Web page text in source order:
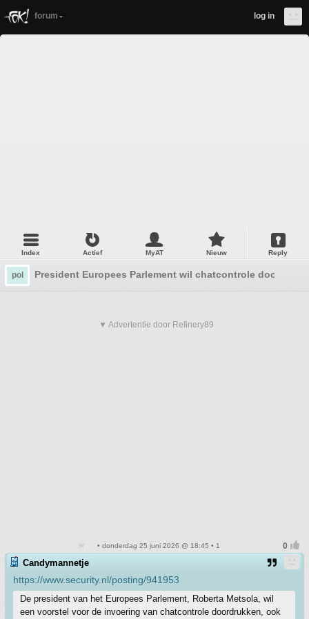
forum log in
Index Actief MyAT Nieuw Reply
pol President Europees Parlement wil chatcontrole
▼ Advertentie door Refinery89
• donderdag 25 juni 2026 @ 18:45 • 1
Candymannetje
https://www.security.nl/posting/941953
De president van het Europees Parlement, Roberta Metsola, wil
een voorstel voor de invoering van chatcontrole doordrukken, ook